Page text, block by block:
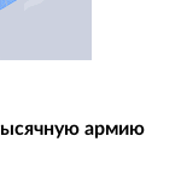
армию